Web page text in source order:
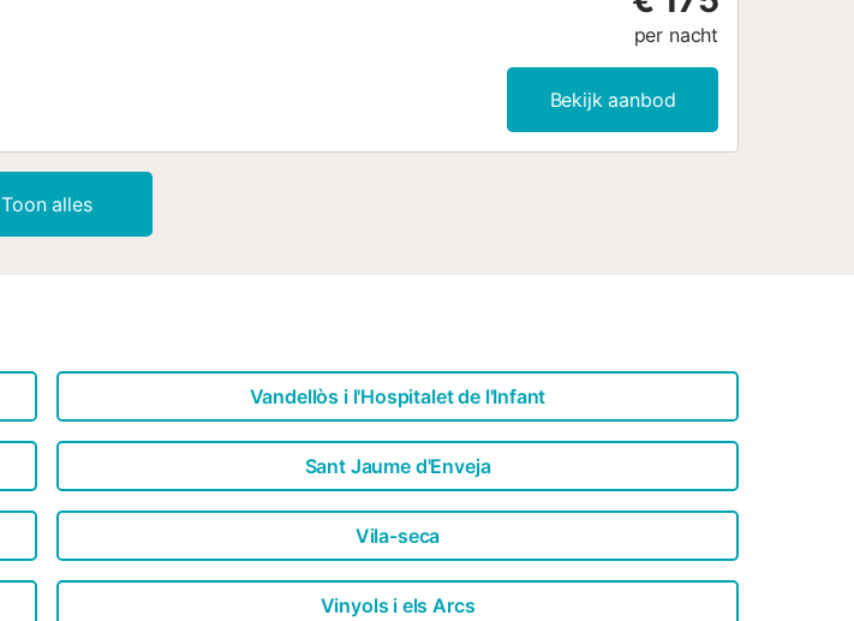
per nacht
Bekijk aanbod
Toon alles
Vandellòs i l'Hospitalet de l'Infant
Sant Jaume d'Enveja
Vila-seca
Vinyols i els Arcs